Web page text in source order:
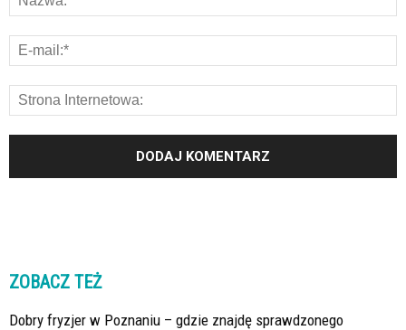
ZOBACZ TEŻ
Dobry fryzjer w Poznaniu – gdzie znajdę sprawdzonego